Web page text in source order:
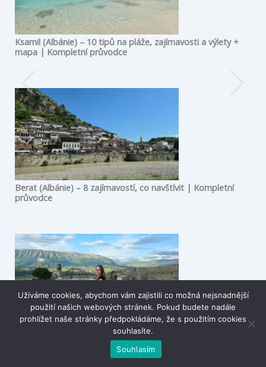
Ksamil (Albánie) – 10 tipů na pláže, zajímavosti a výlety +
mapa | Kompletní průvodce
Berat (Albánie) – 8 zajímavostí, co navštívit | Kompletní
průvodce
14 tipů na místa, co vidět v Albánii + mapa
Užíváme cookies, abychom vám zajistili co možná nejsnadnější
použití našich webových stránek. Pokud budete nadále
prohlížet naše stránky předpokládáme, že s použitím cookies
souhlasíte.
Souhlasím